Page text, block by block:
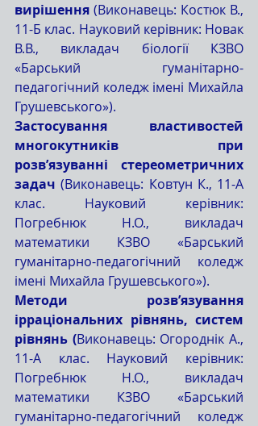
вирішення (Виконавець: Костюк В.,
11-Б клас. Науковий керівник: Новак
В.В., викладач біології КЗВО
«Барський гуманітарно-
педагогічний коледж імені Михайла
Грушевського»).
Застосування властивостей
многокутників при
розв’язуванні стереометричних
задач (Виконавець: Ковтун К., 11-А
клас. Науковий керівник:
Погребнюк Н.О., викладач
математики КЗВО «Барський
гуманітарно-педагогічний коледж
імені Михайла Грушевського»).
Методи розв’язування
ірраціональних рівнянь, систем
рівнянь (Виконавець: Огороднік А.,
11-А клас. Науковий керівник:
Погребнюк Н.О., викладач
математики КЗВО «Барський
гуманітарно-педагогічний коледж